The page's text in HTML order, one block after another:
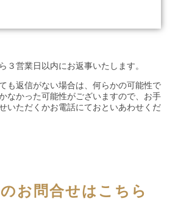
３営業日以内にお返事いたします。
も返信がない場合は、何らかの可能性で
なかった可能性がございますので、お手
いただくかお電話にておといあわせくだ
お問合せはこちら